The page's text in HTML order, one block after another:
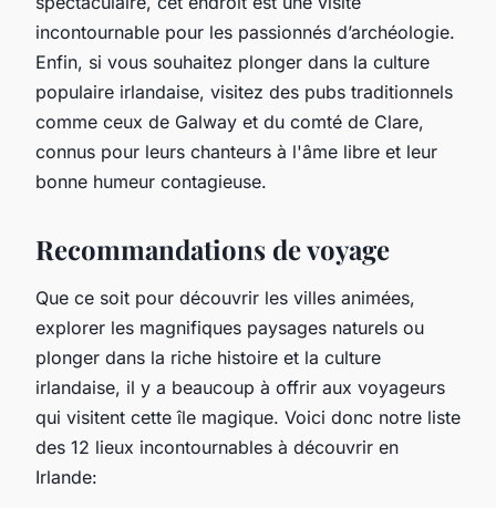
incontournable pour les passionnés d’archéologie.
Enfin, si vous souhaitez plonger dans la culture
populaire irlandaise, visitez des pubs traditionnels
comme ceux de Galway et du comté de Clare,
connus pour leurs chanteurs à l'âme libre et leur
bonne humeur contagieuse.
Recommandations de voyage
Que ce soit pour découvrir les villes animées,
explorer les magnifiques paysages naturels ou
plonger dans la riche histoire et la culture
irlandaise, il y a beaucoup à offrir aux voyageurs
qui visitent cette île magique. Voici donc notre liste
des 12 lieux incontournables à découvrir en
Irlande: